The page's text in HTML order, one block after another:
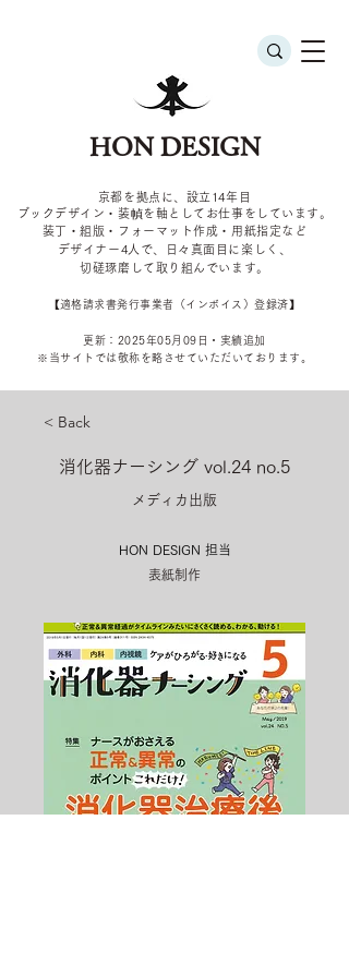
HON DESIGN
京都を拠点に、設立14年目
ブックデザイン・装幀を軸としてお仕事をしています。
装丁・組版・フォーマット作成・用紙指定など
デザイナー4 人で、日々真面目に楽しく、
切磋琢磨して取り組んでいます。
​【適格請求書発行事業者（インボイス）登録済】
更新：2025年05 月09 日・実績追加
​※当サイトでは敬称を 略させていただいております。
< Back
消化器ナーシング vol.24 no.5
メディカ出版
HON DESIGN​ 担当
表紙制作